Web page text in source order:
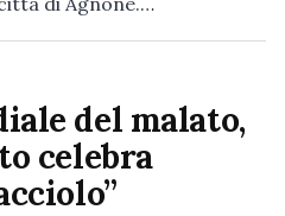
del malato,
celebra